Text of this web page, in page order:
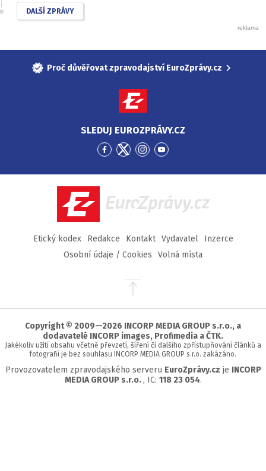
DALŠÍ ZPRÁVY
Proč důvěřovat zpravodajství EuroZprávy.cz
SLEDUJ EUROZPRÁVY.CZ
Přejít
Facebook
Přejít
Twitter
Přejít
Instagram
Přejít
YouTube
EuroZprávy.cz
Etický kodex Redakce Kontakt Vydavatel
Inzerce
Osobní údaje / Cookies
Volná místa
Přejít
stránky
Copyright © 2009—2026 INCORP MEDIA GROUP s.r.o., a
dodavatelé INCORP images, Profimedia a ČTK.
Jakékoliv užití obsahu včetně převzetí, šíření či dalšího zpřístupňování článků a
fotografií je bez souhlasu INCORP MEDIA GROUP s.r.o. zakázáno.
Provozovatelem zpravodajského serveru EuroZprávy.cz je INCORP
MEDIA GROUP s.r.o. , IC: 118 23 054.